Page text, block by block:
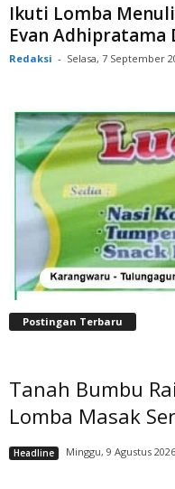
Ikuti Lomba
Evan Adhipratama
Redaksi - Selasa, 7 September
Postingan Terbaru
Tanah Bumbu
Lomba Masak
Headline Minggu, 9 Agustus